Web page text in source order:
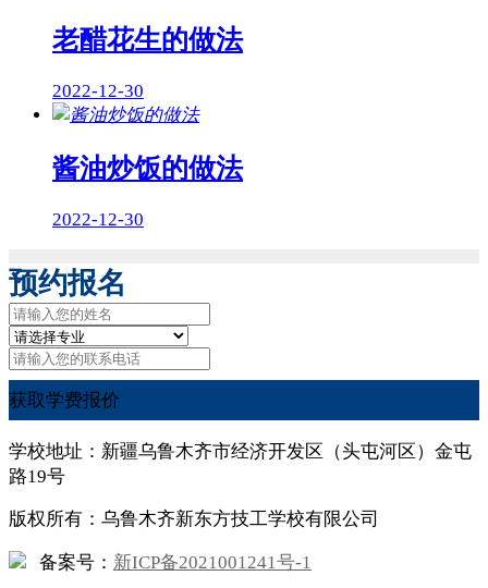
老醋花生的做法
2022-12-30
酱油炒饭的做法
2022-12-30
预约报名
获取学费报价
学校地址：新疆乌鲁木齐市经济开发区（头屯河区）金屯
路19号
版权所有：乌鲁木齐新东方技工学校有限公司
备案号： 新ICP备2021001241号-1